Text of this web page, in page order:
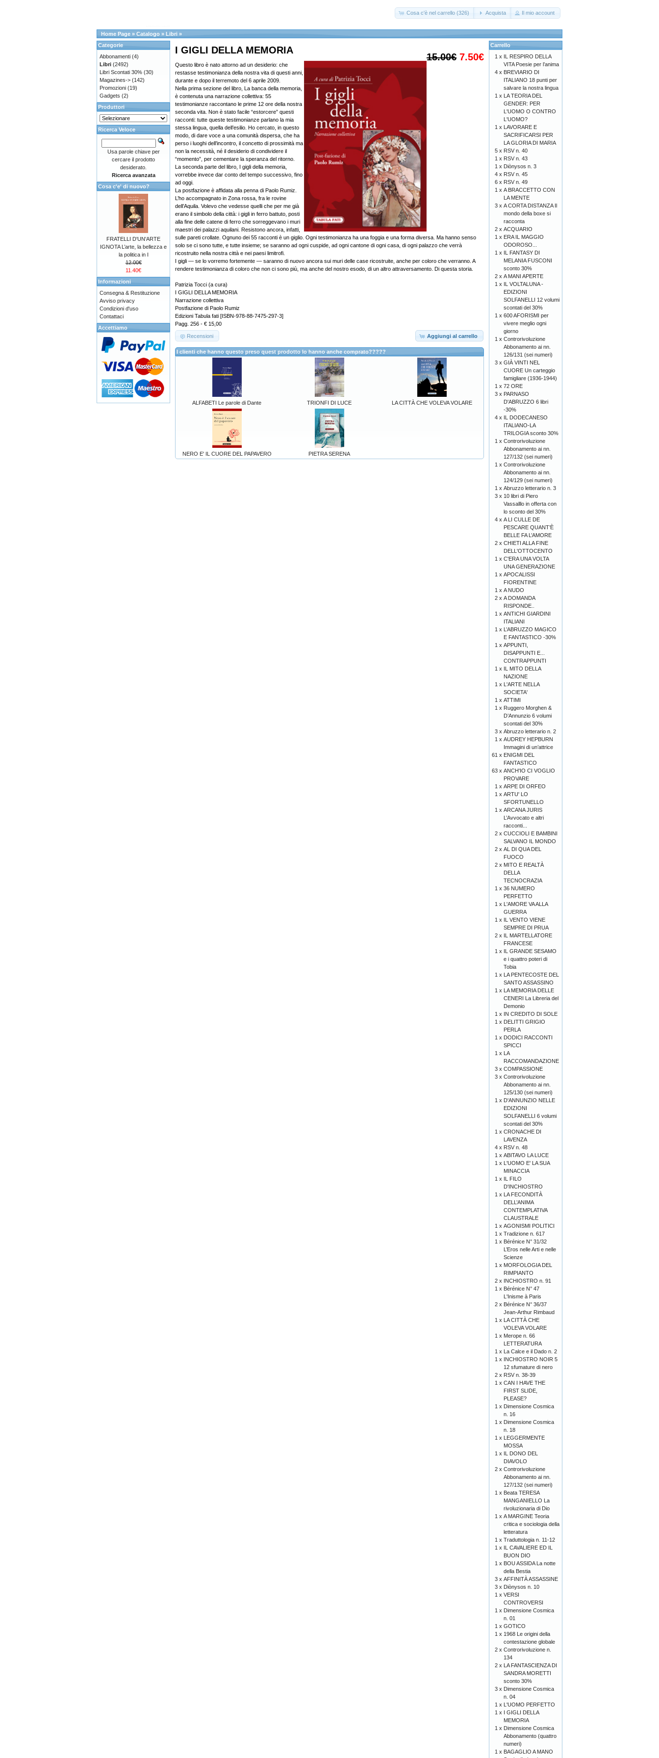
Cosa c'è nel carrello (326) Acquista Il mio account
Home Page » Catalogo » Libri »
15.00€ 7.50€
I GIGLI DELLA MEMORIA
Questo libro è nato attorno ad un desiderio: che
restasse testimonianza della nostra vita di questi anni,
durante e dopo il terremoto del 6 aprile 2009.
Nella prima sezione del libro, La banca della memoria,
è contenuta una narrazione collettiva: 55
testimonianze raccontano le prime 12 ore della nostra
seconda vita. Non è stato facile “estorcere” questi
racconti: tutte queste testimonianze parlano la mia
stessa lingua, quella dell’esilio. Ho cercato, in questo
modo, di dare voce a una comunità dispersa, che ha
perso i luoghi dell’incontro, il concetto di prossimità ma
non la necessità, né il desiderio di condividere il
“momento”, per cementare la speranza del ritorno.
La seconda parte del libro, I gigli della memoria,
vorrebbe invece dar conto del tempo successivo, fino
ad oggi.
La postfazione è affidata alla penna di Paolo Rumiz.
L’ho accompagnato in Zona rossa, fra le rovine
dell’Aquila. Volevo che vedesse quelli che per me già
erano il simbolo della città: i gigli in ferro battuto, posti
alla fine delle catene di ferro che sorreggevano i muri
maestri dei palazzi aquilani. Resistono ancora, infatti,
sulle pareti crollate. Ognuno dei 55 racconti è un giglio. Ogni testimonianza ha una foggia e una forma diversa. Ma hanno senso
solo se ci sono tutte, e tutte insieme; se saranno ad ogni cuspide, ad ogni cantone di ogni casa, di ogni palazzo che verrà
ricostruito nella nostra città e nei paesi limitrofi.
I gigli — se lo vorremo fortemente — saranno di nuovo ancora sui muri delle case ricostruite, anche per coloro che verranno. A
rendere testimonianza di coloro che non ci sono più, ma anche del nostro esodo, di un altro attraversamento. Di questa storia.
Patrizia Tocci (a cura)
I GIGLI DELLA MEMORIA
Narrazione collettiva
Postfazione di Paolo Rumiz
Edizioni Tabula fati [ISBN-978-88-7475-297-3]
Pagg. 256 - € 15,00
Aggiungi al carrello
Recensioni
I clienti che hanno questo preso quest prodotto lo hanno anche comprato?????
ALFABETI Le parole di Dante TRIONFI DI LUCE LA CITTÀ CHE VOLEVA VOLARE
NERO E' IL CUORE DEL PAPAVERO PIETRA SERENA
Categorie
Abbonamenti (4)
Libri (2492)
Libri Scontati 30% (30)
Magazines-> (142)
Promozioni (19)
Gadgets (2)
Produttori
Ricerca Veloce
Usa parole chiave per
cercare il prodotto
desiderato.
Ricerca avanzata
Cosa c'e' di nuovo?
FRATELLI D'UN'ARTE
IGNOTA L’arte, la bellezza e
la politica in I
12.00€
11.40€
Informazioni
Consegna & Restituzione
Avviso privacy
Condizioni d'uso
Contattaci
Accettiamo
Carrello
1 x IL RESPIRO DELLA
VITA Poesie per l’anima
4 x BREVIARIO DI
ITALIANO 18 punti per
salvare la nostra lingua
1 x LA TEORIA DEL
GENDER: PER
L'UOMO O CONTRO
L'UOMO?
1 x LAVORARE E
SACRIFICARSI PER
LA GLORIA DI MARIA
5 x RSV n. 40
1 x RSV n. 43
1 x Diònysos n. 3
4 x RSV n. 45
6 x RSV n. 49
1 x A BRACCETTO CON
LA MENTE
3 x A CORTA DISTANZA Il
mondo della boxe si
racconta
2 x ACQUARIO
1 x ERA IL MAGGIO
ODOROSO...
1 x IL FANTASY DI
MELANIA FUSCONI
sconto 30%
2 x A MANI APERTE
1 x IL VOLTALUNA -
EDIZIONI
SOLFANELLI 12 volumi
scontati del 30%
1 x 600 AFORISMI per
vivere meglio ogni
giorno
1 x Controrivoluzione
Abbonamento ai nn.
126/131 (sei numeri)
3 x GIÀ VINTI NEL
CUORE Un carteggio
famigliare (1936-1944)
1 x 72 ORE
3 x PARNASO
D'ABRUZZO 6 libri
-30%
4 x IL DODECANESO
ITALIANO-LA
TRILOGIA sconto 30%
1 x Controrivoluzione
Abbonamento ai nn.
127/132 (sei numeri)
1 x Controrivoluzione
Abbonamento ai nn.
124/129 (sei numeri)
1 x Abruzzo letterario n. 3
3 x 10 libri di Piero
Vassalllo in offerta con
lo sconto del 30%
4 x A LI CULLE DE
PESCARE QUANT’È
BELLE FA L’AMORE
2 x CHIETI ALLA FINE
DELL'OTTOCENTO
1 x C'ERA UNA VOLTA
UNA GENERAZIONE
1 x APOCALISSI
FIORENTINE
1 x A NUDO
2 x A DOMANDA
RISPONDE..
1 x ANTICHI GIARDINI
ITALIANI
1 x L’ABRUZZO MAGICO
E FANTASTICO -30%
1 x APPUNTI,
DISAPPUNTI E...
CONTRAPPUNTI
1 x IL MITO DELLA
NAZIONE
1 x L'ARTE NELLA
SOCIETA'
1 x ATTIMI
1 x Ruggero Morghen &
D’Annunzio 6 volumi
scontati del 30%
3 x Abruzzo letterario n. 2
1 x AUDREY HEPBURN
Immagini di un’attrice
61 x ENIGMI DEL
FANTASTICO
63 x ANCH'IO CI VOGLIO
PROVARE
1 x ARPE DI ORFEO
1 x ARTU' LO
SFORTUNELLO
1 x ARCANA JURIS
L’Avvocato e altri
racconti...
2 x CUCCIOLI E BAMBINI
SALVANO IL MONDO
2 x AL DI QUA DEL
FUOCO
2 x MITO E REALTÀ
DELLA
TECNOCRAZIA
1 x 36 NUMERO
PERFETTO
1 x L'AMORE VA ALLA
GUERRA
1 x IL VENTO VIENE
SEMPRE DI PRUA
2 x IL MARTELLATORE
FRANCESE
1 x IL GRANDE SESAMO
e i quattro poteri di
Tobia
1 x LA PENTECOSTE DEL
SANTO ASSASSINO
1 x LA MEMORIA DELLE
CENERI La Libreria del
Demonio
1 x IN CREDITO DI SOLE
1 x DELITTI GRIGIO
PERLA
1 x DODICI RACCONTI
SPICCI
1 x LA
RACCOMANDAZIONE
3 x COMPASSIONE
3 x Controrivoluzione
Abbonamento ai nn.
125/130 (sei numeri)
1 x D'ANNUNZIO NELLE
EDIZIONI
SOLFANELLI 6 volumi
scontati del 30%
1 x CRONACHE DI
LAVENZA
4 x RSV n. 48
1 x ABITAVO LA LUCE
1 x L'UOMO E' LA SUA
MINACCIA
1 x IL FILO
D'INCHIOSTRO
1 x LA FECONDITÀ
DELL’ANIMA
CONTEMPLATIVA
CLAUSTRALE
1 x AGONISMI POLITICI
1 x Tradizione n. 617
1 x Bérénice N° 31/32
L’Eros nelle Arti e nelle
Scienze
1 x MORFOLOGIA DEL
RIMPIANTO
2 x INCHIOSTRO n. 91
1 x Bérénice N° 47
L'Inisme à Paris
2 x Bérénice N° 36/37
Jean-Arthur Rimbaud
1 x LA CITTÀ CHE
VOLEVA VOLARE
1 x Merope n. 66
LETTERATURA
1 x La Calce e il Dado n. 2
1 x INCHIOSTRO NOIR 5
12 sfumature di nero
2 x RSV n. 38-39
1 x CAN I HAVE THE
FIRST SLIDE,
PLEASE?
1 x Dimensione Cosmica
n. 16
1 x Dimensione Cosmica
n. 18
1 x LEGGERMENTE
MOSSA
1 x IL DONO DEL
DIAVOLO
2 x Controrivoluzione
Abbonamento ai nn.
127/132 (sei numeri)
1 x Beata TERESA
MANGANIELLO La
rivoluzionaria di Dio
1 x A MARGINE Teoria
critica e sociologia della
letteratura
1 x Traduttologia n. 11-12
1 x IL CAVALIERE ED IL
BUON DIO
1 x BOU ASSIDA La notte
della Bestia
3 x AFFINITÀ ASSASSINE
3 x Diònysos n. 10
1 x VERSI
CONTROVERSI
1 x Dimensione Cosmica
n. 01
1 x GOTICO
1 x 1968 Le origini della
contestazione globale
2 x Controrivoluzione n.
134
2 x LA FANTASCIENZA DI
SANDRA MORETTI
sconto 30%
3 x Dimensione Cosmica
n. 04
1 x L'UOMO PERFETTO
1 x I GIGLI DELLA
MEMORIA
1 x Dimensione Cosmica
Abbonamento (quattro
numeri)
1 x BAGAGLIO A MANO